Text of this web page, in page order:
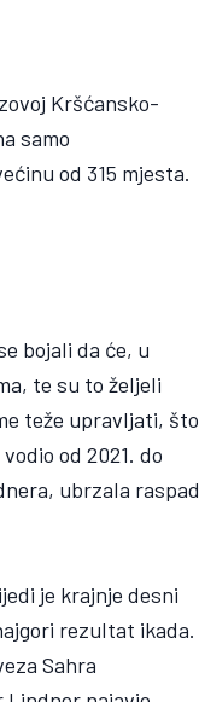
Kršćansko-
samo
od 315 mjesta.
bojali da će, u
te su to željeli
teže upravljati, što
od 2021. do
ubrzala raspad
je krajnje desni
rezultat ikada.
Sahra